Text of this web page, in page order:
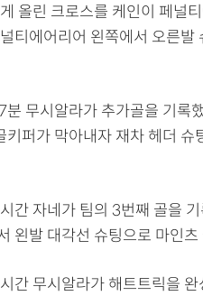
올린 크로스를 케인이 페널
티에어리어 왼쪽에서 오른발
무시알라가 추가골을 기록
키퍼가 막아내자 재차 헤더
간 자네가 팀의 3번째 골을
왼발 대각선 슈팅으로 마인
간 무시알라가 해트트릭을